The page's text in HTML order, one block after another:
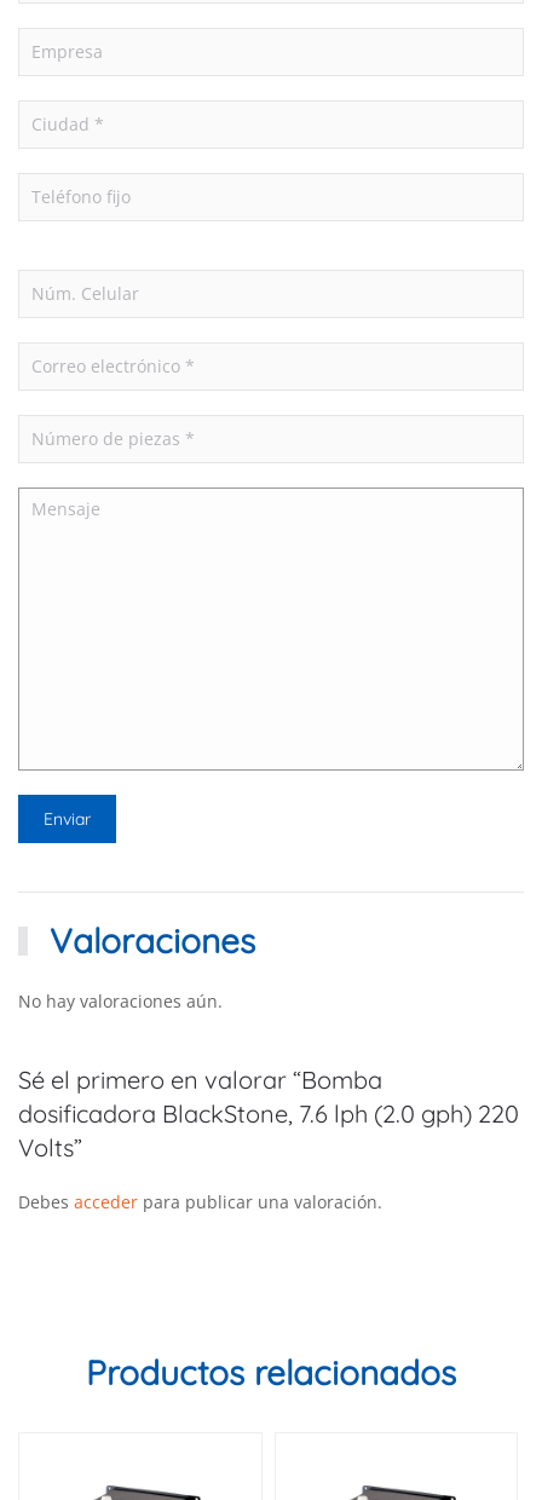
Valoraciones
No hay valoraciones aún.
Sé el primero en valorar “Bomba
dosificadora BlackStone, 7.6 lph (2.0 gph) 220
Volts”
Debes acceder para publicar una valoración.
Productos relacionados